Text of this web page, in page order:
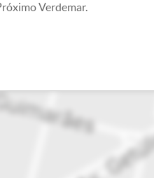
Verdemar.